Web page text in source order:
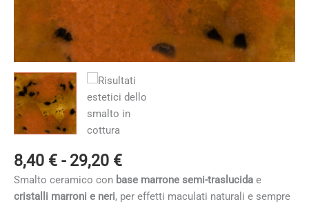
8,40 € - 29,20 €Fascia
di
prezzo:
Smalto ceramico con base marrone semi-traslucida e
cristalli marroni e neri, per effetti maculati naturali e sempre